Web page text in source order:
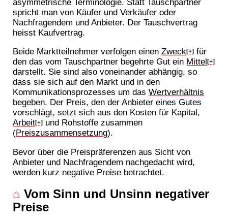
spricht man von Käufer und Verkäufer oder
Nachfragendem und Anbieter. Der Tauschvertrag
heisst Kaufvertrag.
Beide Marktteilnehmer verfolgen einenZweck[+] für
den das vom Tauschpartner begehrte Gut ein Mittel[+]
darstellt. Sie sind also voneinander abhängig, so
dass sie sich auf den Markt und in den
Kommunikationsprozesses um dasWertverhältnis
begeben. Der Preis, den der Anbieter eines Gutes
vorschlägt, setzt sich aus den Kosten für Kapital,
Arbeit[+] und Rohstoffe zusammen
(Preiszusammensetzung).
Bevor über die Preispräferenzen aus Sicht von
Anbieter und Nachfragendem nachgedacht wird,
werden kurz negative Preise betrachtet.
⌂ Vom Sinn und Unsinn negativer
Preise